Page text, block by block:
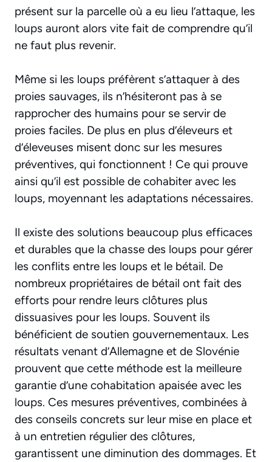
présent sur la parcelle où a eu lieu l’attaque, les
loups auront alors vite fait de comprendre qu’il
ne faut plus revenir.
Même si les loups préfèrent s’attaquer à des
proies sauvages, ils n’hésiteront pas à se
rapprocher des humains pour se servir de
proies faciles. De plus en plus d’éleveurs et
d’éleveuses misent donc sur les mesures
préventives, qui fonctionnent ! Ce qui prouve
ainsi qu’il est possible de cohabiter avec les
loups, moyennant les adaptations nécessaires.
Il existe des solutions beaucoup plus efficaces
et durables que la chasse des loups pour gérer
les conflits entre les loups et le bétail. De
nombreux propriétaires de bétail ont fait des
efforts pour rendre leurs clôtures plus
dissuasives pour les loups. Souvent ils
bénéficient de soutien gouvernementaux. Les
résultats venant d’Allemagne et de Slovénie
prouvent que cette méthode est la meilleure
garantie d’une cohabitation apaisée avec les
loups. Ces mesures préventives, combinées à
des conseils concrets sur leur mise en place et
à un entretien régulier des clôtures,
garantissent une diminution des dommages. Et